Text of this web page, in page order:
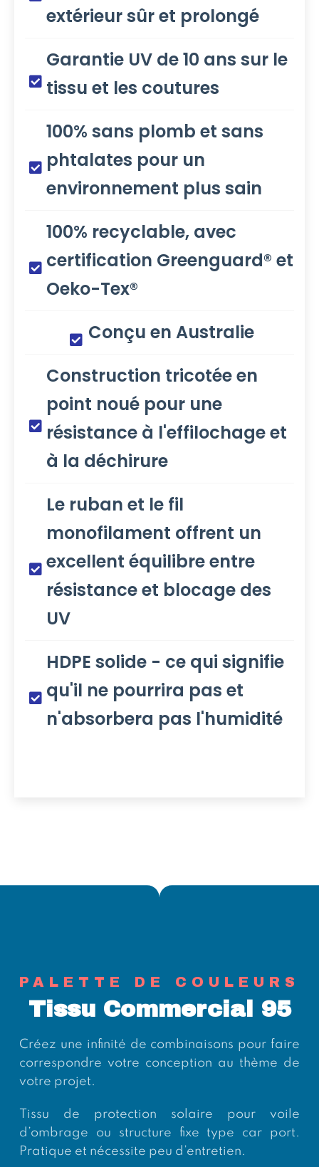
extérieur sûr et prolongé
Garantie UV de 10 ans sur le
tissu et les coutures
100% sans plomb et sans
phtalates pour un
environnement plus sain
100% recyclable, avec
certification Greenguard® et
Oeko-Tex®
Conçu en Australie
Construction tricotée en
point noué pour une
résistance à l'effilochage et
à la déchirure
Le ruban et le fil
monofilament offrent un
excellent équilibre entre
résistance et blocage des
UV
HDPE solide - ce qui signifie
qu'il ne pourrira pas et
n'absorbera pas l'humidité
PALETTE DE COULEURS
Tissu Commercial 95
Créez une infinité de combinaisons pour faire
correspondre votre conception au thème de
votre projet.
Tissu de protection solaire pour voile
d’ombrage ou structure fixe type car port.
Pratique et nécessite peu d’entretien.